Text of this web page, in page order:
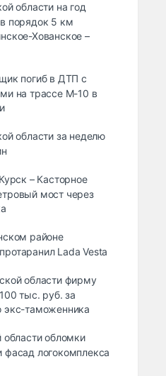
области на год
порядок 5 км
Хованское –
погиб в ДТП с
на трассе М-10 в
области за неделю
– Касторное
мост через
районе
Lada Vesta
области фирму
тыс. руб. за
экс-таможенника
области обломки
фасад логокомплекса